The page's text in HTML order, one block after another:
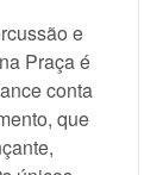
e
Praça é
conta
que